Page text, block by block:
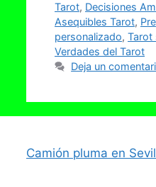
Tarot, Decisiones
Asequibles Tarot,
personalizado, Tarot
Verdades del Tarot
Deja un
Camión pluma en